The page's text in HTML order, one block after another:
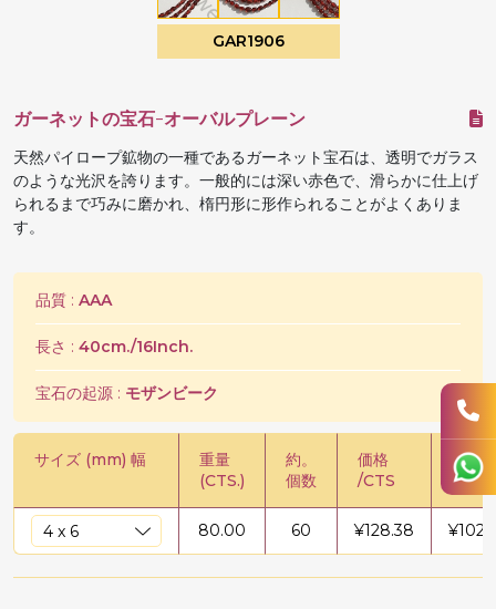
GAR1906
ガーネットの宝石-オーバルプレーン
天然パイロープ鉱物の一種であるガーネット宝石は、透明でガラス
のような光沢を誇ります。一般的には深い赤色で、滑らかに仕上げ
られるまで巧みに磨かれ、楕円形に形作られることがよくありま
す。
品質 : AAA
長さ : 40cm./16Inch.
宝石の起源 : モザンビーク
サイズ (mm) 幅
重量
(CTS.)
約。
個数
価格
/CTS
価格
80.00 60 ¥128.38 ¥